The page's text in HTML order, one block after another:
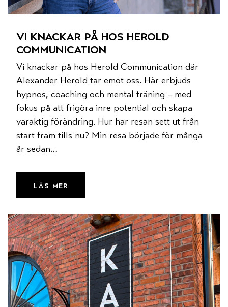
vi knackar på hos herold
communication
Vi knackar på hos Herold Communication där
Alexander Herold tar emot oss. Här erbjuds
hypnos, coaching och mental träning – med
fokus på att frigöra inre potential och skapa
varaktig förändring. Hur har resan sett ut från
start fram tills nu? Min resa började för många
år sedan…
läs mer